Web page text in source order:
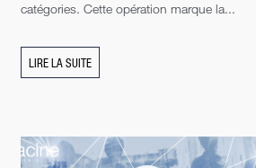
catégories. Cette opération marque la...
LIRE LA SUITE